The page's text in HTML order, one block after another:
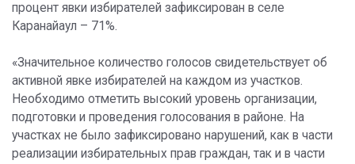
процент явки избирателей зафиксирован в селе
Каранайаул – 71%.
«Значительное количество голосов свидетельствует об
активной явке избирателей на каждом из участков.
Необходимо отметить высокий уровень организации,
подготовки и проведения голосования в районе. На
участках не было зафиксировано нарушений, как в части
реализации избирательных прав граждан, так и в части